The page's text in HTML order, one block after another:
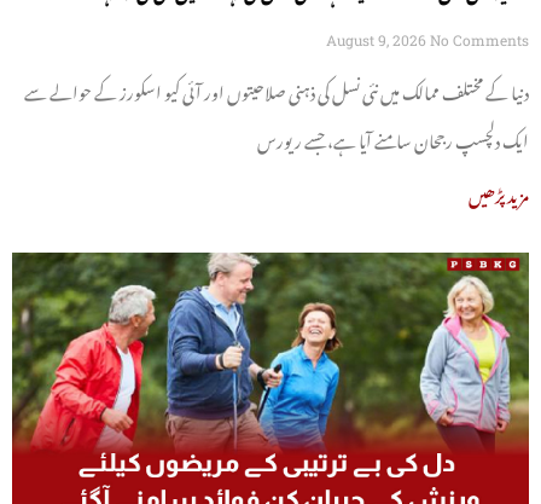
آگئیں
August 9, 2026 No Comments
دنیا کے مختلف ممالک میں نئی نسل کی ذہنی صلاحیتوں اور آئی کیو اسکورز کے حوالے سے
ایک دلچسپ رجحان سامنے آیا ہے، جسے ریورس
مزید پڑھیں